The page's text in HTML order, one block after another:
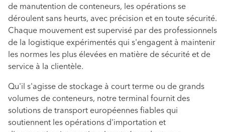
de manutention de conteneurs, les opérations se
déroulent sans heurts, avec précision et en toute sécurité.
Chaque mouvement est supervisé par des professionnels
de la logistique expérimentés qui s'engagent à maintenir
les normes les plus élevées en matière de sécurité et de
service à la clientèle.
Qu'il s'agisse de stockage à court terme ou de grands
volumes de conteneurs, notre terminal fournit des
solutions de transport européennes fiables qui
soutiennent les opérations d'importation et